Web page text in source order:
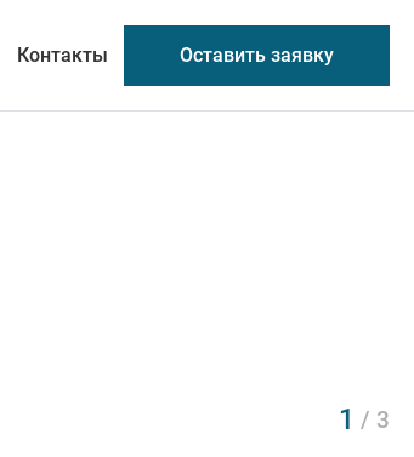
Контакты Оставить заявку
1 / 3